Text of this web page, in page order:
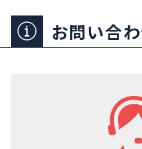
お問い合